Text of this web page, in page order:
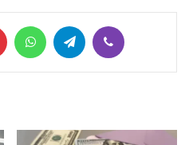
Pinterest WhatsAppTelegram